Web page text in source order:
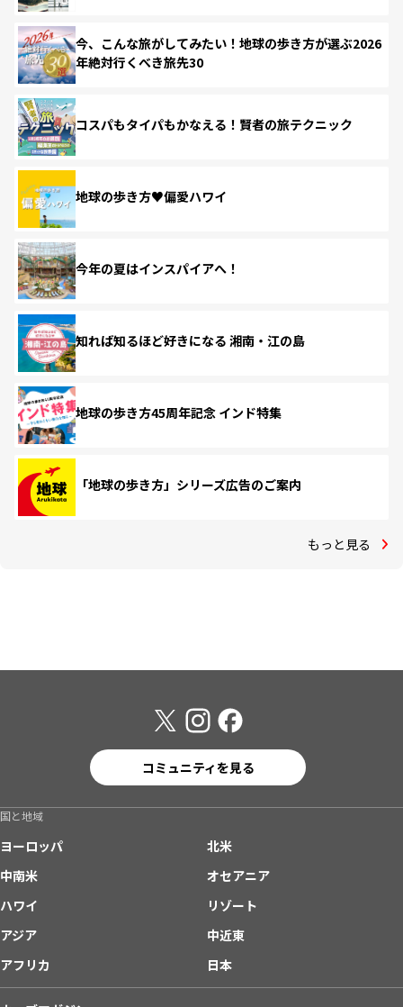
今、こんな旅がしてみたい！地球の歩き方が選ぶ2026
年絶対行くべき旅先30
コスパもタイパもかなえる！賢者の旅テクニック
地球の歩き方♥偏愛ハワイ
今年の夏はインスパイアへ！
知れば知るほど好きになる 湘南・江の島
地球の歩き方45周年記念 インド特集
「地球の歩き方」シリーズ広告のご案内
もっと見る
コミュニティを見る
国と地域
ヨーロッパ
北米
中南米
オセアニア
ハワイ
リゾート
アジア
中近東
アフリカ
日本